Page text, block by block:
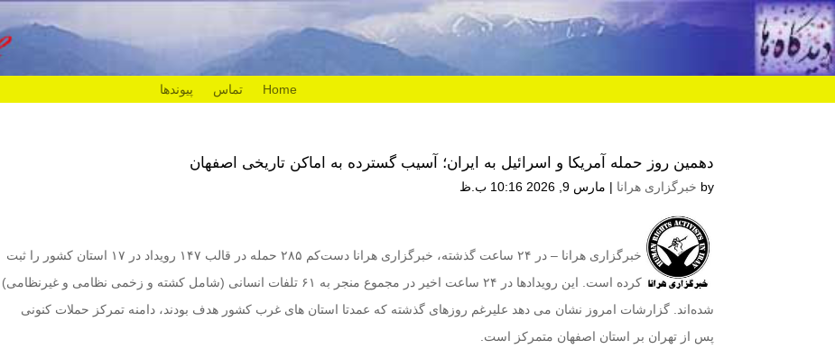
Home تماس پیوندها
دهمین روز حمله آمریکا و اسرائیل به ایران؛ آسیب گسترده به اماکن تاریخی اصفهان
by خبرگزاری هرانا | مارس 9, 2026 10:16 ب.ظ
خبرگزاری هرانا – در ۲۴ ساعت گذشته، خبرگزاری هرانا دست‌کم ۲۸۵ حمله در قالب ۱۴۷ رویداد در ۱۷ استان کشور را ثبت
کرده است. این رویدادها در ۲۴ ساعت اخیر در مجموع منجر به ۶۱ تلفات انسانی (شامل کشته و زخمی نظامی و غیرنظامی)
شده‌اند. گزارشات امروز نشان می دهد علیرغم روزهای گذشته که عمدتا استان های غرب کشور هدف بودند، دامنه تمرکز حملات کنونی
پس از تهران بر استان اصفهان متمرکز است.